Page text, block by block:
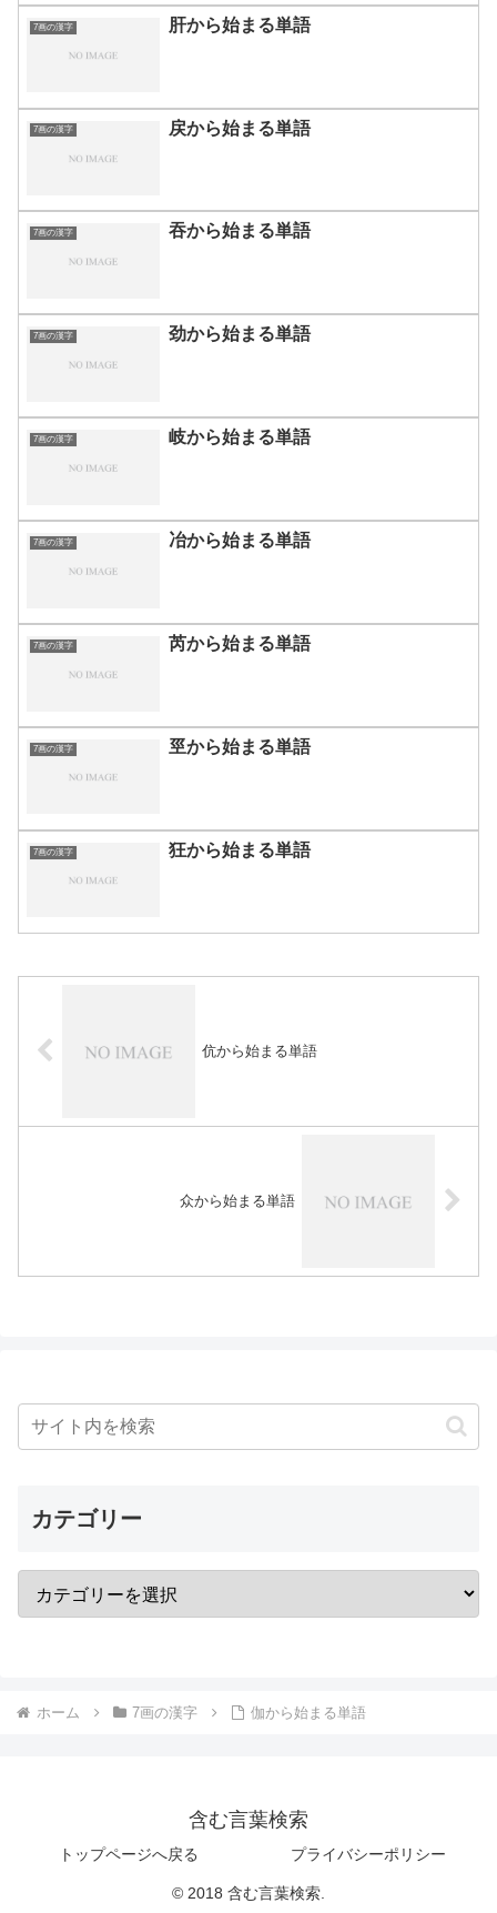
7画の漢字 肝から始まる単語
7画の漢字 戻から始まる単語
7画の漢字 吞から始まる単語
7画の漢字 劲から始まる単語
7画の漢字 岐から始まる単語
7画の漢字 冶から始まる単語
7画の漢字 芮から始まる単語
7画の漢字 巠から始まる単語
7画の漢字 狂から始まる単語
伉から始まる単語
众から始まる単語
カテゴリー
ホーム 7画の漢字 伽から始まる単語
含む言葉検索
トップページへ戻る プライバシーポリシー
© 2018 含む言葉検索.